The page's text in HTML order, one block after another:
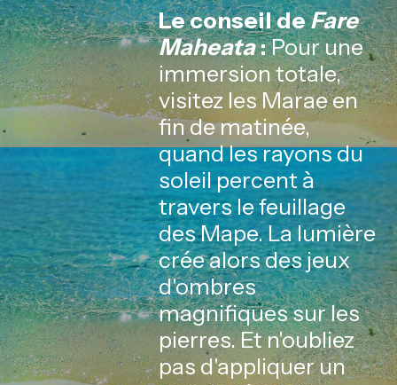
Le conseil deFare
Maheata:Pour une
immersion totale,
visitez les Marae en
fin de matinée,
quand les rayons du
soleil percent à
travers le feuillage
des Mape. La lumière
crée alors des jeux
d'ombres
magnifiques sur les
pierres. Et n'oubliez
pas d'appliquer un